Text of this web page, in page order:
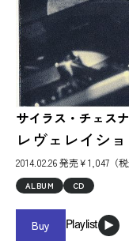
サイラス・チェス
レヴェレイシ
2014.02.26 発売￥1,047（
ALBUM CD
Buy Playlist